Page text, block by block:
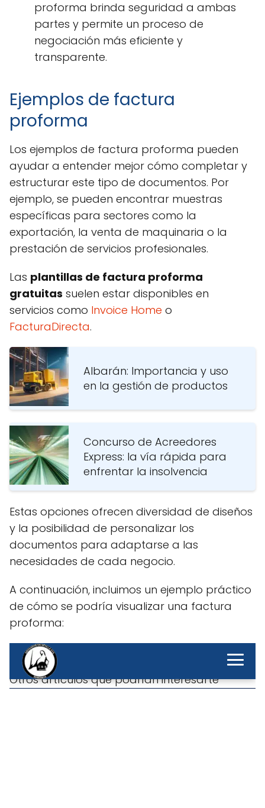
proforma brinda seguridad a ambas
partes y permite un proceso de
negociación más eficiente y
transparente.
Ejemplos de factura
proforma
Los ejemplos de factura proforma pueden
ayudar a entender mejor cómo completar y
estructurar este tipo de documentos. Por
ejemplo, se pueden encontrar muestras
específicas para sectores como la
exportación, la venta de maquinaria o la
prestación de servicios profesionales.
Las plantillas de factura proforma
gratuitas suelen estar disponibles en
servicios como Invoice Home o
FacturaDirecta.
Albarán: Importancia y uso
en la gestión de productos
Concurso de Acreedores
Express: la vía rápida para
enfrentar la insolvencia
Estas opciones ofrecen diversidad de diseños
y la posibilidad de personalizar los
documentos para adaptarse a las
necesidades de cada negocio.
A continuación, incluimos un ejemplo práctico
de cómo se podría visualizar una factura
proforma: